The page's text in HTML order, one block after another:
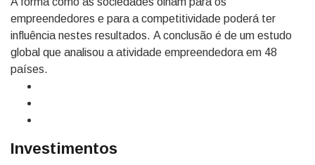
empreendedores e para a competitividade poderá ter
influência nestes resultados. A conclusão é de um estudo
global que analisou a atividade empreendedora em 48
países.
Investimentos